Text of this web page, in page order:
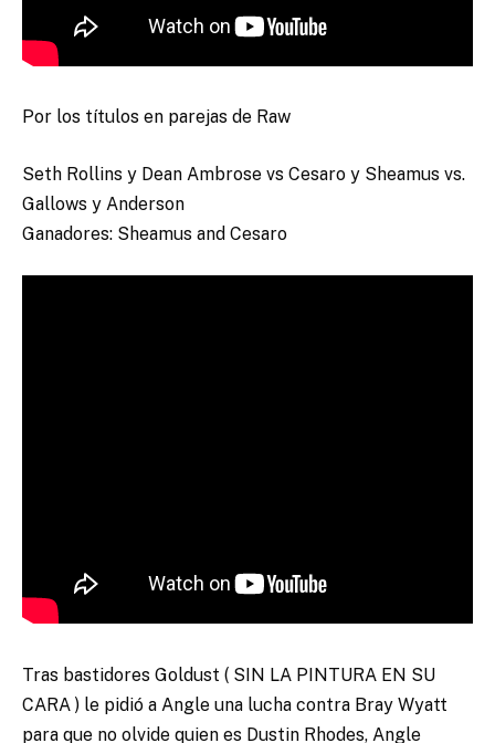
Por los títulos en parejas de Raw
Seth Rollins y Dean Ambrose vs Cesaro y Sheamus vs.
Gallows y Anderson
Ganadores: Sheamus and Cesaro
Tras bastidores Goldust ( SIN LA PINTURA EN SU
CARA ) le pidió a Angle una lucha contra Bray Wyatt
para que no olvide quien es Dustin Rhodes, Angle